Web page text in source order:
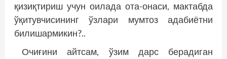
қизиқтириш учун оилада ота-онаси, мактабда
ўқитувчисининг ўзлари мумтоз адабиётни
билишармикин?..
Очиғини айтсам, ўзим дарс берадиган